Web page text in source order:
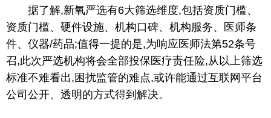
据了解,新氧严选有6大筛选维度,包括资质门槛、
资质门槛、硬件设施、机构口碑、机构服务、医师条
件、仪器/药品;值得一提的是,为响应医师法第52条号
召,此次严选机构将会全部投保医疗责任险,从以上筛选
标准不难看出,困扰监管的难点,或许能通过互联网平台
公司公开、透明的方式得到解决。